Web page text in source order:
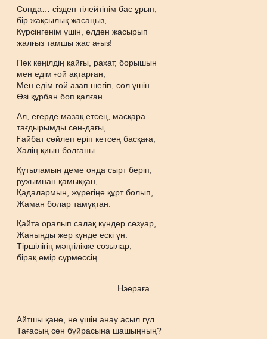
Сонда… сізден тілейтінім бас ұрып,
бір жақсылық жасаңыз,
Күрсінгенім үшін, елден жасырып
жалғыз тамшы жас ағыз!
Пәк көңілдің қайғы, рахат, борышын
мен едім ғой ақтарған,
Мен едім ғой азап шегіп, сол үшін
Өзі құрбан боп қалған
Ал, егерде мазақ етсең, масқара
тағдырымды сен-дағы,
Ғайбат сөйлеп еріп кетсең басқаға,
Халің қиын болғаны.
Құтыламын деме онда сырт беріп,
рухымнан қамыққан,
Қадалармын, жүрегіңе құрт болып,
Жаман болар тамұқтан.
Қайта оралып салақ күндер сөзуар,
Жаныңды жер күнде ескі үн.
Тіршілігің мәңгілікке созылар,
бірақ өмір сүрмессің.
Нэераға
Айтшы қане, не үшін анау асыл гүл
Тағасың сен бұйрасына шашыңның?